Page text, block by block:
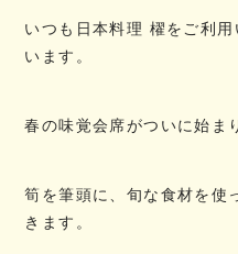
いつも日本料理 櫂をご利
います。
春の味覚会席がついに始ま
筍を筆頭に、旬な食材を使
きます。